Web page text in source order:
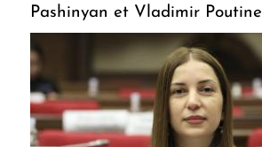
Pashinyan et Vladimir Poutine